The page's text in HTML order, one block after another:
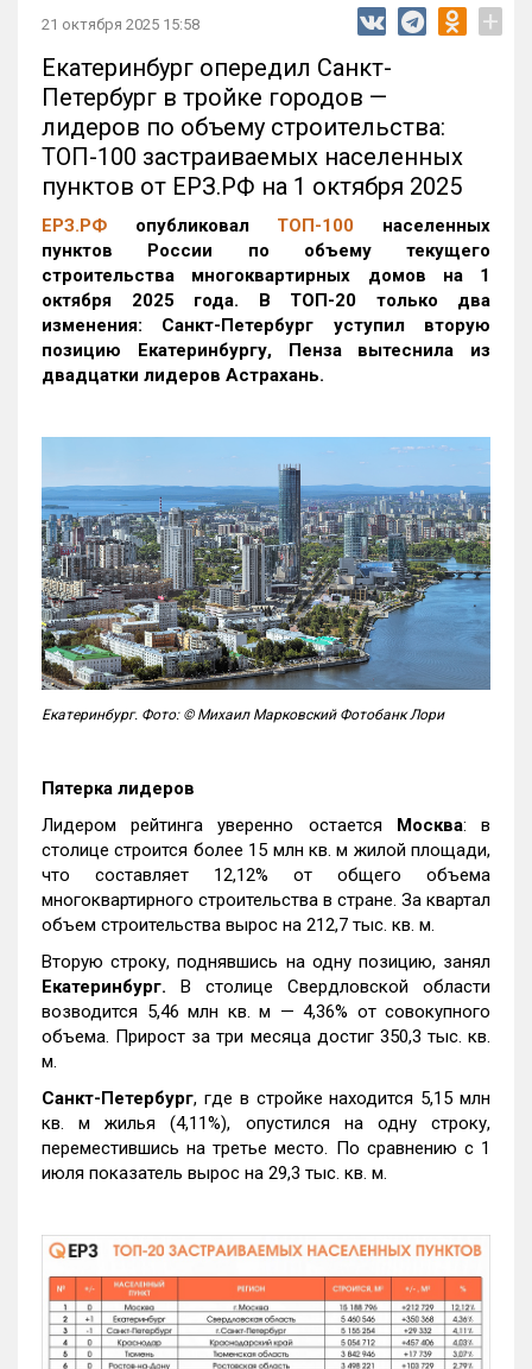
21 октября 2025 15:58 +
Екатеринбург опередил Санкт-
Петербург в тройке городов —
лидеров по объему строительства:
ТОП-100 застраиваемых населенных
пунктов от ЕРЗ.РФ на 1 октября 2025
ЕРЗ.РФ опубликовал ТОП-100 населенных
пунктов России по объему текущего
строительства многоквартирных домов на 1
октября 2025 года. В ТОП-20 только два
изменения: Санкт-Петербург уступил вторую
позицию Екатеринбургу, Пенза вытеснила из
двадцатки лидеров Астрахань.
Екатеринбург. Фото: © Михаил Марковский Фотобанк Лори
Пятерка лидеров
Лидером рейтинга уверенно остается Москва: в
столице строится более 15 млн кв. м жилой площади,
что составляет 12,12% от общего объема
многоквартирного строительства в стране. За квартал
объем строительства вырос на 212,7 тыс. кв. м.
Вторую строку, поднявшись на одну позицию, занял
Екатеринбург. В столице Свердловской области
возводится 5,46 млн кв. м — 4,36% от совокупного
объема. Прирост за три месяца достиг 350,3 тыс. кв.
м.
Санкт-Петербург, где в стройке находится 5,15 млн
кв. м жилья (4,11%), опустился на одну строку,
переместившись на третье место. По сравнению с 1
июля показатель вырос на 29,3 тыс. кв. м.